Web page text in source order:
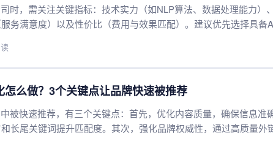
时，需关注关键指标：技术实力（如NLP算法、数据处理能力）
务满意度）以及性价比（费用与效果匹配）。建议优先选择具备
例演示验证效果。避免仅凭低价决策，应综合技术适配性与长期
么做？3个关键点让品牌快速被推荐
被快速推荐，有三个关键点：首先，优化内容质量，确保信息准
长尾关键词提升匹配度。其次，强化品牌权威性，通过高质量外